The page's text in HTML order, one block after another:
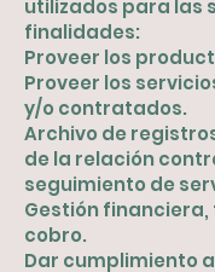
utilizados para las
finalidades:
Proveer los
Proveer los
y/o contratados.
Archivo de
de la relación
seguimiento de
Gestión
cobro.
Dar cumplimiento